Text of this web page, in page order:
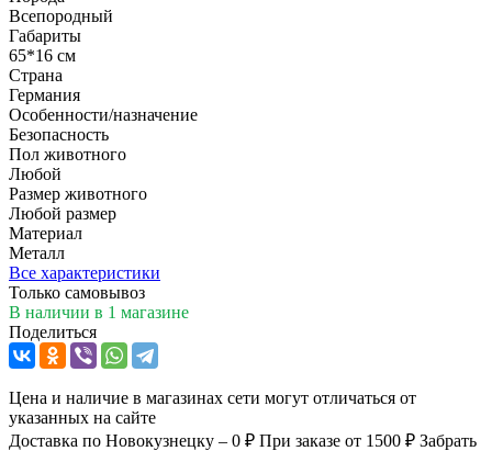
Всепородный
Габариты
65*16 см
Страна
Германия
Особенности/назначение
Безопасность
Пол животного
Любой
Размер животного
Любой размер
Материал
Металл
Все характеристики
Только самовывоз
В наличии в 1 магазине
Поделиться
Цена и наличие в магазинах сети могут отличаться от
указанных на сайте
Доставка по Новокузнецку – 0 ₽ При заказе от 1500 ₽ Забрать